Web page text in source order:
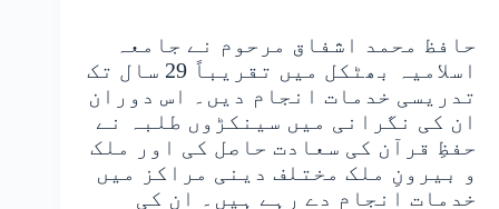
حافظ محمد اشفاق مرحوم نے جامعہ
اسلامیہ بھٹکل میں تقریباً 29 سال تک
تدریسی خدمات انجام دیں۔ اس دوران
ان کی نگرانی میں سینکڑوں طلبہ نے
حفظِ قرآن کی سعادت حاصل کی اور ملک
و بیرونِ ملک مختلف دینی مراکز میں
خدمات انجام دے رہے ہیں۔ ان کی